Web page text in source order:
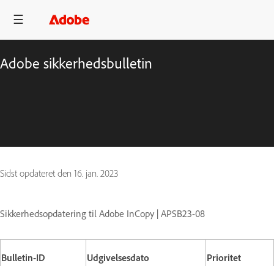
Adobe sikkerhedsbulletin
Sidst opdateret den 16. jan. 2023
Sikkerhedsopdatering til Adobe InCopy | APSB23-08
Bulletin-ID Udgivelsesdato Prioritet